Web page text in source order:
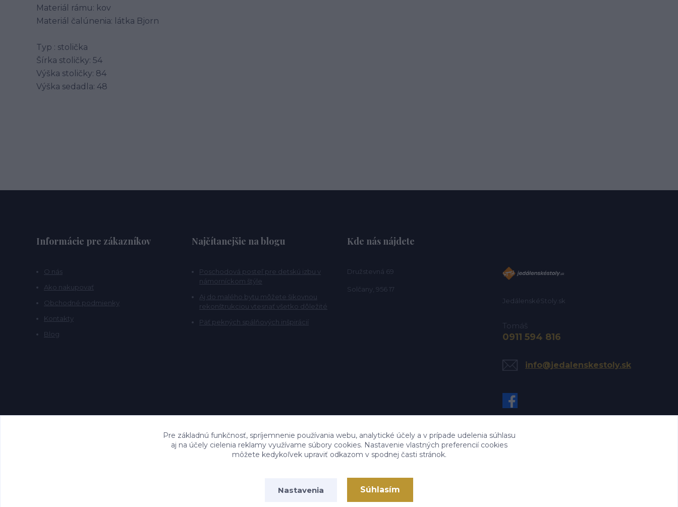
Materiál rámu: kov
Materiál čalúnenia: látka Bjorn
Typ : stolička
Šírka stoličky: 54
Výška stoličky: 84
Výška sedadla: 48
Informácie pre zákazníkov
O nás
Ako nakupovať
Obchodné podmienky
Kontakty
Blog
Najčítanejšie na blogu
Poschodová posteľ pre detskú izbu v
námorníckom štýle
Aj do malého bytu môžete šikovnou
rekonštrukciou vtesnať všetko dôležité
Päť pekných spálňových inšpirácií
Kde nás nájdete
Družstevná 69
Solčany, 956 17
JedálenskéStoly.sk
Tomáš
0911 594 816
info@jedalenskestoly.sk
Eshop-rychlo.sk
Pre základnú funkčnosť, spríjemnenie používania webu, analytické účely a v prípade udelenia súhlasu
aj na účely cielenia reklamy využívame súbory cookies. Nastavenie vlastných preferencií cookies
môžete kedykoľvek upraviť odkazom v spodnej časti stránok.
Nastavenia Súhlasím